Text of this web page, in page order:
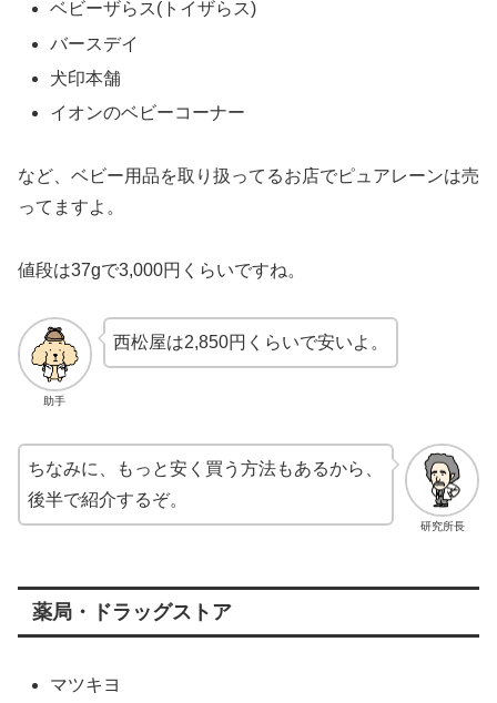
ベビーザらス(トイザらス)
バースデイ
犬印本舗
イオンのベビーコーナー
など、ベビー用品を取り扱ってるお店でピュアレーンは売
ってますよ。
値段は37gで3,000円くらいですね。
助手
西松屋は2,850円くらいで安いよ。
研究所長
ちなみに、もっと安く買う方法もあるから、
後半で紹介するぞ。
薬局・ドラッグストア
マツキヨ